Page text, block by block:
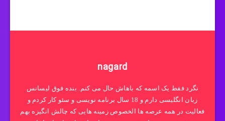
nagard
نگرد فقط یک اسمه که باهاش حال می کنم. بنده فوق لیسانس
زبان انگلیسی دارم و 18 سال برنامه نویسی و سئو کار کردم و
فعالیت در همه عرصه ها الخصوص زمینه هایی که چالش انگیزه بهم